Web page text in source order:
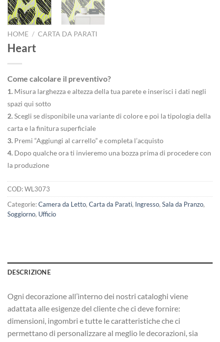
HOME / CARTA DA PARATI
Heart
Come calcolare il preventivo?
1. Misura larghezza e altezza della tua parete e inserisci i dati negli
spazi qui sotto
2.Scegli se disponibile una variante di colore e poi la tipologia della
carta e la finitura superficiale
3. Premi “Aggiungi al carrello” e completa l’acquisto
4. Dopo qualche ora ti invieremo una bozza prima di procedere con
la produzione
COD:WL3073
Categorie:Camera da Letto, Carta da Parati, Ingresso, Sala da Pranzo,
Soggiorno, Ufficio
DESCRIZIONE
Ogni decorazione all’interno dei nostri cataloghi viene
adattata alle esigenze del cliente che ci deve fornire:
dimensioni, ingombri e tutte le caratteristiche che ci
permettano di personalizzare al meglio le decorazioni, sia